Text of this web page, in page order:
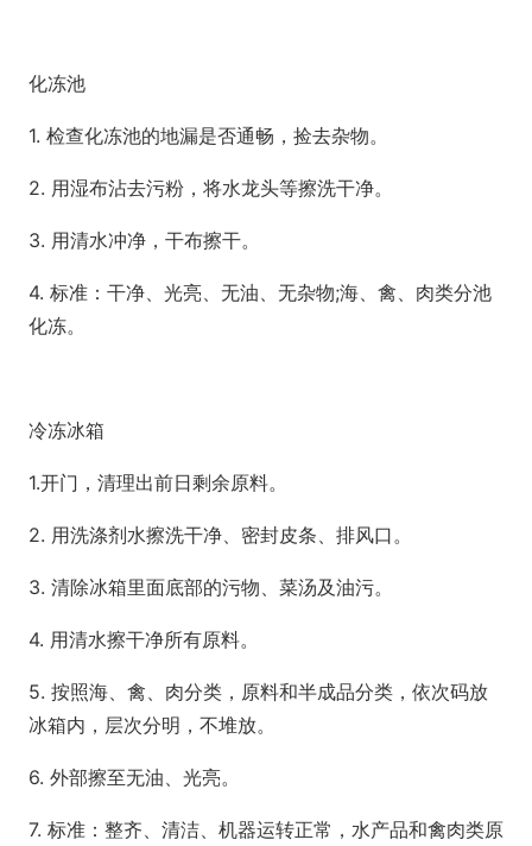
化冻池
1. 检查化冻池的地漏是否通畅，捡去杂物。
2. 用湿布沾去污粉，将水龙头等擦洗干净。
3. 用清水冲净，干布擦干。
4. 标准：干净、光亮、无油、无杂物;海、禽、肉类分池
化冻。
冷冻冰箱
1.开门，清理出前日剩余原料。
2. 用洗涤剂水擦洗干净、密封皮条、排风口。
3. 清除冰箱里面底部的污物、菜汤及油污。
4. 用清水擦干净所有原料。
5. 按照海、禽、肉分类，原料和半成品分类，依次码放
冰箱内，层次分明，不堆放。
6. 外部擦至无油、光亮。
7. 标准：整齐、清洁、机器运转正常，水产品和禽肉类原